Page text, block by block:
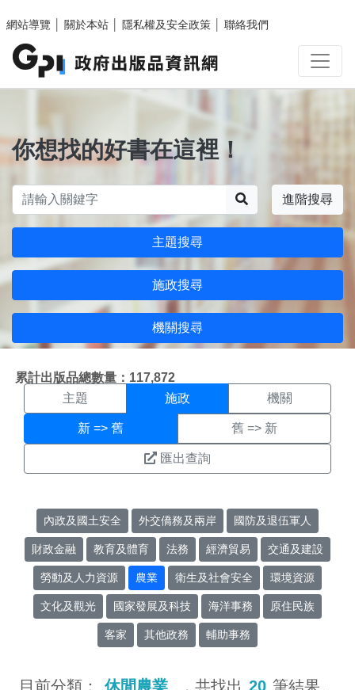
網站導覽
關於本站 隱私權及安全政策 聯絡我們
你想找的好書在這裡！
進階搜尋
主題搜尋
施政搜尋
機關搜尋
累計出版品總數量：117,872
施政搜尋結果頁面
主題 施政 機關
新 => 舊 舊 => 新
匯出查詢
內政及國土安全 外交僑務及兩岸 國防及退伍軍人
財政金融 教育及體育 法務 經濟貿易 交通及建設
勞動及人力資源 農業 衛生及社會安全 環境資源
文化及觀光 國家發展及科技 海洋事務 原住民族
客家 其他政務 輔助事務
目前分類： 休閒農業 ，共找出 20 筆結果。